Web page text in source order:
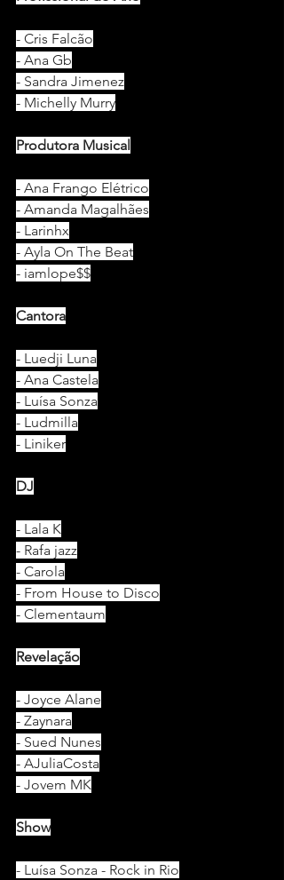
- Cris Falcão
- Ana Gb
- Sandra Jimenez
- Michelly Murry
Produtora Musical
- Ana Frango Elétrico
- Amanda Magalhães
- Larinhx
- Ayla On The Beat
- iamlope$$
Cantora
- Luedji Luna
- Ana Castela
- Luísa Sonza
- Ludmilla
- Liniker
DJ
- Lala K
- Rafa jazz
- Carola
- From House to Disco
- Clementaum
Revelação
- Joyce Alane
- Zaynara
- Sued Nunes
- AJuliaCosta
- Jovem MK
Show
- Luísa Sonza - Rock in Rio